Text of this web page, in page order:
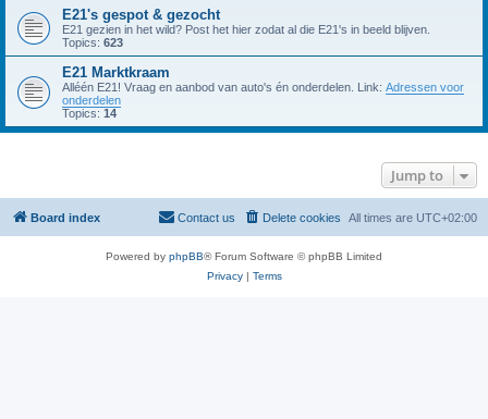
E21's gespot & gezocht
E21 gezien in het wild? Post het hier zodat al die E21's in beeld blijven.
Topics: 623
E21 Marktkraam
Alléén E21! Vraag en aanbod van auto's én onderdelen. Link: Adressen voor
onderdelen
Topics: 14
Jump to
Board index All times are UTC+02:00
Delete cookies
Contact us
Powered by phpBB® Forum Software © phpBB Limited
Privacy| Terms